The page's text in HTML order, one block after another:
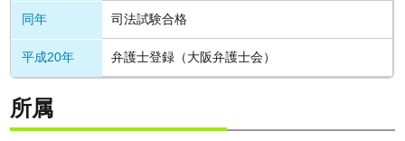
同年 司法試験合格
平成20年 弁護士登録（大阪弁護士会）
所属